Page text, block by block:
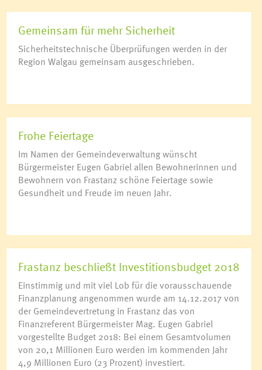
Gemeinsam für mehr Sicherheit
Sicherheitstechnische Überprüfungen werden in der
Region Walgau gemeinsam ausgeschrieben.
Frohe Feiertage
Im Namen der Gemeindeverwaltung wünscht
Bürgermeister Eugen Gabriel allen Bewohnerinnen und
Bewohnern von Frastanz schöne Feiertage sowie
Gesundheit und Freude im neuen Jahr.
Frastanz beschließt Investitionsbudget 2018
Einstimmig und mit viel Lob für die vorausschauende
Finanzplanung angenommen wurde am 14.12.2017 von
der Gemeindevertretung in Frastanz das von
Finanzreferent Bürgermeister Mag. Eugen Gabriel
vorgestellte Budget 2018: Bei einem Gesamtvolumen
von 20,1 Millionen Euro werden im kommenden Jahr
4,9 Millionen Euro (23 Prozent) investiert.